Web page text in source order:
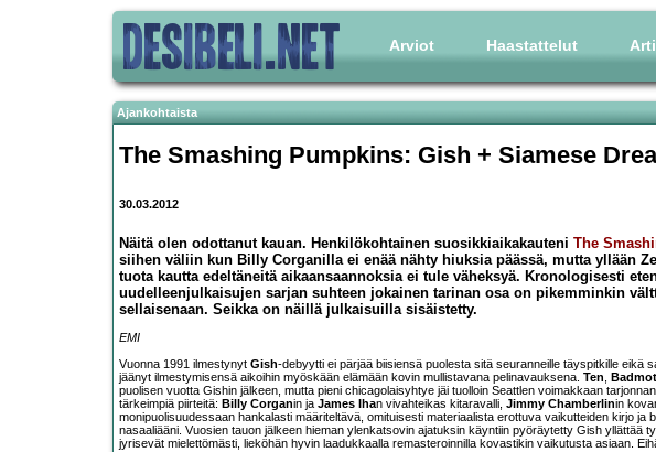
Arviot Haastattelut
Ajankohtaista
The Smashing Pumpkins: Gish + Siamese
30.03.2012
Näitä olen odottanut kauan. Henkilökohtainen suosikkiaikakauteni The
siihen väliin kun Billy Corganilla ei enää nähty hiuksia päässä, mutta yllään
tuota kautta edeltäneitä aikaansaannoksia ei tule väheksyä. Kronologisesti
uudelleenjulkaisujen sarjan suhteen jokainen tarinan osa on pikemminkin
sellaisenaan. Seikka on näillä julkaisuilla sisäistetty.
EMI
Vuonna 1991 ilmestynyt Gish-debyytti ei pärjää biisiensä puolesta sitä seuranneille täyspitkille eikä
jäänyt ilmestymisensä aikoihin myöskään elämään kovin mullistavana pelinavauksena. Ten,
puolisen vuotta Gishin jälkeen, mutta pieni chicagolaisyhtye jäi tuolloin Seattlen voimakkaan
tärkeimpiä piirteitä: Billy Corganin ja James Ihan vivahteikas kitaravalli, Jimmy Chamberlinin
monipuolisuudessaan hankalasti määriteltävä, omituisesti materiaalista erottuva vaikutteiden kirjo ja
nasaaliääni. Vuosien tauon jälkeen hieman ylenkatsovin ajatuksin käyntiin pyöräytetty Gish yllättää
jyrisevät mielettömästi, lieköhän hyvin laadukkaalla remasteroinnilla kovastikin vaikutusta asiaan.